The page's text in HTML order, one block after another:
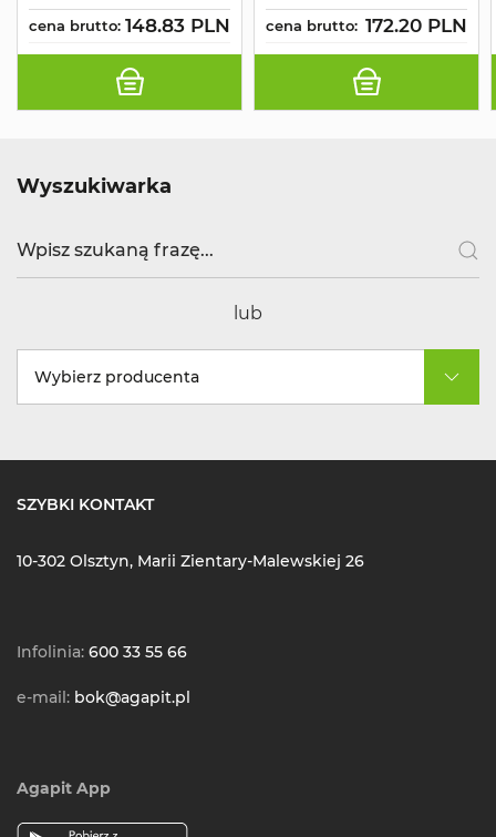
cena brutto: 148.83 PLN cena brutto: 172.20 PLN
Wyszukiwarka
lub
Wybierz producenta
SZYBKI KONTAKT
10-302 Olsztyn, Marii Zientary-Malewskiej 26
Infolinia: 600 33 55 66
e-mail: bok@agapit.pl
Agapit App